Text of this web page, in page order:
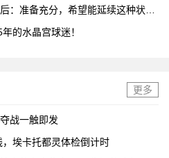
：准备充分，希望能延续这种状
的水晶宫球迷！
更多
战一触即发
埃卡托都灵体检倒计时